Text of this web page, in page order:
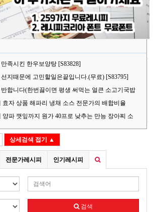
족시킨 한우보양탕 [S83828]
지때문에 고민할일은끝입니다.(무료) [S83795]
합니다(한번끓이면 평생 써먹는 얼큰 소고기국밥
효자 상품 해파리 냉채 소스 전문가의 배합비율
양파 깻잎까지 원가 40프로 낮추는 만능 장아찌 소
상세검색 접기 ▲
전문가레시피 인기레시피
검색